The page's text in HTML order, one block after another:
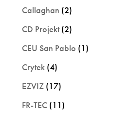
Callaghan (2)
CD Projekt(2)
CEU San Pablo (1)
Crytek(4)
EZVIZ(17)
FR-TEC(11)